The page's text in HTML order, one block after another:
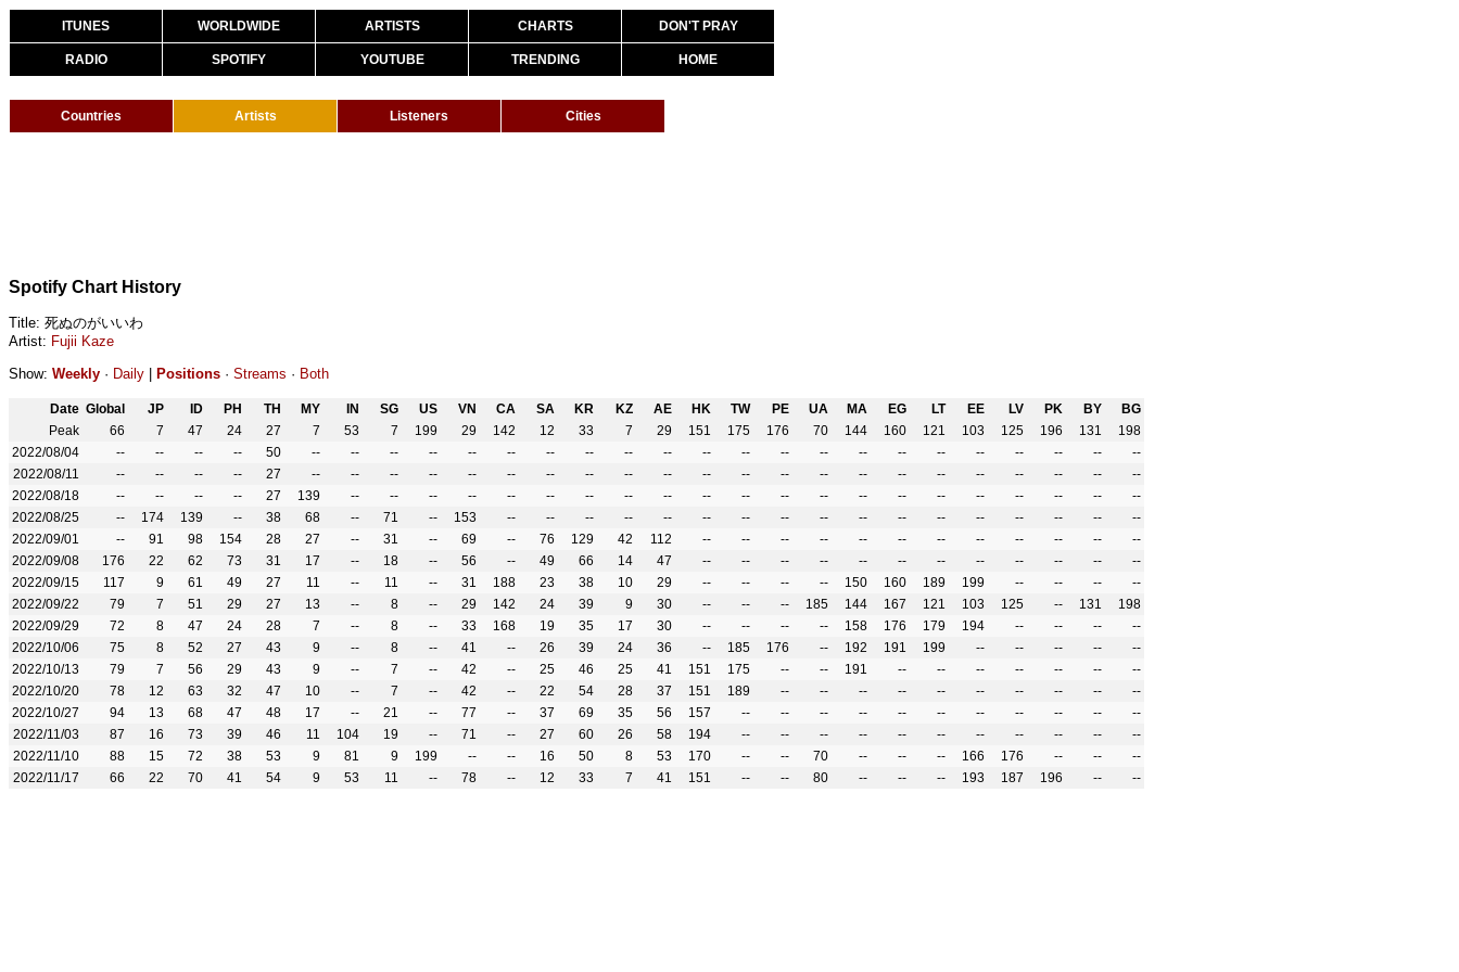
ITUNES WORLDWIDE ARTISTS CHARTS DON'T PRAY
RADIO SPOTIFY YOUTUBE TRENDING HOME
Countries Artists Listeners Cities
Spotify Chart History
Title: 死ぬのがいいわ
Artist: Fujii Kaze
Show: Weekly · Daily Positions · Streams · Both
Date Global JP ID PH TH MY IN SG US VN CA SA KR KZ AE HK TW PE UA MA EG LT EE LV PK BY
BG
Peak
66 7 47 24 27 7 53 7 199 29 142 12 33 7 29 151 175 176 70 144 160 121 103 125 196 131
198
2022/08/04
-- -- -- -- 50 -- -- -- -- -- -- -- -- -- -- -- -- -- -- -- -- -- -- -- -- --
--
2022/08/11
-- -- -- -- 27 -- -- -- -- -- -- -- -- -- -- -- -- -- -- -- -- -- -- -- -- --
--
2022/08/18
-- -- -- -- 27 139 -- -- -- -- -- -- -- -- -- -- -- -- -- -- -- -- -- -- -- --
--
2022/08/25
-- 174 139 -- 38 68 -- 71 -- 153 -- -- -- -- -- -- -- -- -- -- -- -- -- -- -- --
--
2022/09/01
-- 91 98 154 28 27 -- 31 -- 69 -- 76 129 42 112 -- -- -- -- -- -- -- -- -- -- --
--
2022/09/08
176 22 62 73 31 17 -- 18 -- 56 -- 49 66 14 47 -- -- -- -- -- -- -- -- -- -- --
--
2022/09/15
117 9 61 49 27 11 -- 11 -- 31 188 23 38 10 29 -- -- -- -- 150 160 189 199 -- -- --
--
2022/09/22
79 7 51 29 27 13 -- 8 -- 29 142 24 39 9 30 -- -- -- 185 144 167 121 103 125 -- 131
198
2022/09/29
72 8 47 24 28 7 -- 8 -- 33 168 19 35 17 30 -- -- -- -- 158 176 179 194 -- -- --
--
2022/10/06
75 8 52 27 43 9 -- 8 -- 41 -- 26 39 24 36 -- 185 176 -- 192 191 199 -- -- -- --
--
2022/10/13
79 7 56 29 43 9 -- 7 -- 42 -- 25 46 25 41 151 175 -- -- 191 -- -- -- -- -- --
--
2022/10/20
78 12 63 32 47 10 -- 7 -- 42 -- 22 54 28 37 151 189 -- -- -- -- -- -- -- -- --
--
2022/10/27
94 13 68 47 48 17 -- 21 -- 77 -- 37 69 35 56 157 -- -- -- -- -- -- -- -- -- --
--
2022/11/03
87 16 73 39 46 11 104 19 -- 71 -- 27 60 26 58 194 -- -- -- -- -- -- -- -- -- --
--
2022/11/10
88 15 72 38 53 9 81 9 199 -- -- 16 50 8 53 170 -- -- 70 -- -- -- 166 176 -- --
--
2022/11/17
66 22 70 41 54 9 53 11 -- 78 -- 12 33 7 41 151 -- -- 80 -- -- -- 193 187 196 -- --